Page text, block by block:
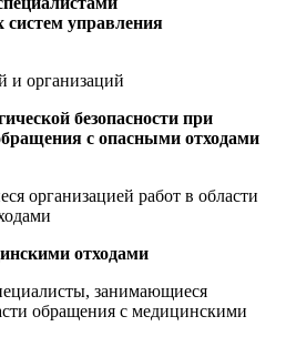
систем управления
и организаций
безопасности при
с опасными отходами
организацией работ в области
отходами
занимающиеся
обращения с медицинскими